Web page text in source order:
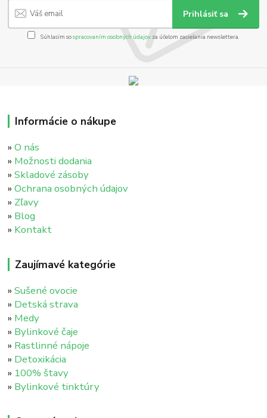
Prihlásiť sa
Súhlasím sospracovaním osobných údajov za účelom zasielania newslettera.
Informácie o nákupe
»O nás
» Možnosti dodania
»Skladové zásoby
»Ochrana osobných údajov
» Zľavy
» Blog
» Kontakt
Zaujímavé kategórie
»Sušené ovocie
» Detská strava
» Medy
» Bylinkové čaje
» Rastlinné nápoje
» Detoxikácia
» 100% štavy
» Bylinkové tinktúry